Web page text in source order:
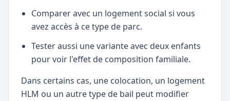
Comparer avec un logement social si vous
avez accès à ce type de parc.
Tester aussi une variante avec deux enfants
pour voir l'effet de composition familiale.
Dans certains cas, une colocation, un logement
HLM ou un autre type de bail peut modifier